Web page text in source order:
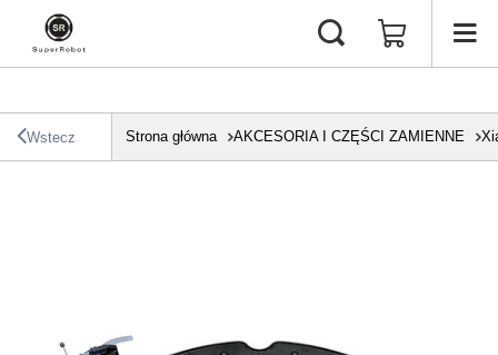
Wstecz Strona główna AKCESORIA I CZĘŚCI ZAMIENNE